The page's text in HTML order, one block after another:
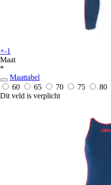
+-1
Maat
*
Maattabel
60
65 70 75 80
Dit veld is verplicht